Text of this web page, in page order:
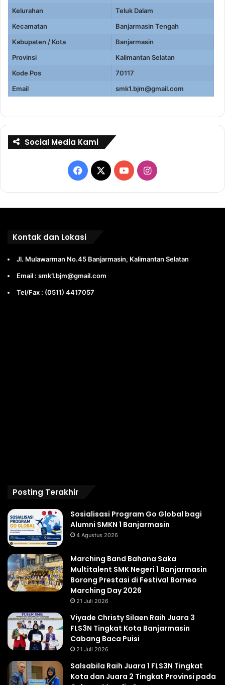
Kelurahan
Teluk Dalam
Kecamatan
Banjarmasin Tengah
Kabupaten / Kota
Banjarmasin
Provinsi
Kalimantan Selatan
Kode Pos
70117
Email
smk1.bjm@gmail.com
Social Media Kami
Facebook
X YouTubeInstagram
Kontak dan Lokasi
Jl. Mulawarman No.45 Banjarmasin, Kalimantan Selatan
Email : smk1.bjm@gmail.com
Tel/Fax : (0511) 4417057
Posting Terakhir
Sosialisasi Program Go Global bagi
Alumni SMKN 1 Banjarmasin
4 Agustus 2026
Marching Band Bahana Saka
Multitalent SMK Negeri 1 Banjarmasin
Borong Prestasi di Festival Borneo
Marching Day 2026
21 Juli 2026
Viyade Christy Silaen Raih Juara 3
FLS3N Tingkat Kota Banjarmasin
Cabang Baca Puisi
21 Juli 2026
Salsabila Raih Juara 1 FLS3N Tingkat
Kota dan Juara 2 Tingkat Provinsi pada